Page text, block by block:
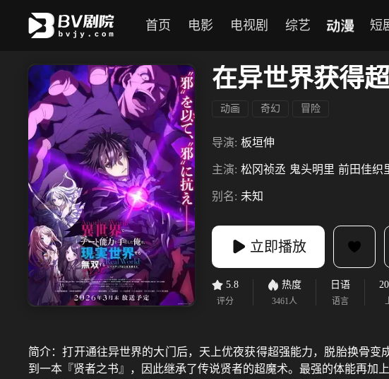
首页 电影 电视剧 综艺 动漫 短
动画 奇幻 冒险
导演: 板垣伸
主演: 松冈祯丞 鬼头明里 前田佳织
别名: 未知
立即播放
5.8
评分
热度
3461人
日语
语言
简介：打开通往异世界的大门后，天上优夜获得超强能力，脱胎换骨
到一本『贤者之书』，因此继承了传说贤者的超魔术。最强的体能再加